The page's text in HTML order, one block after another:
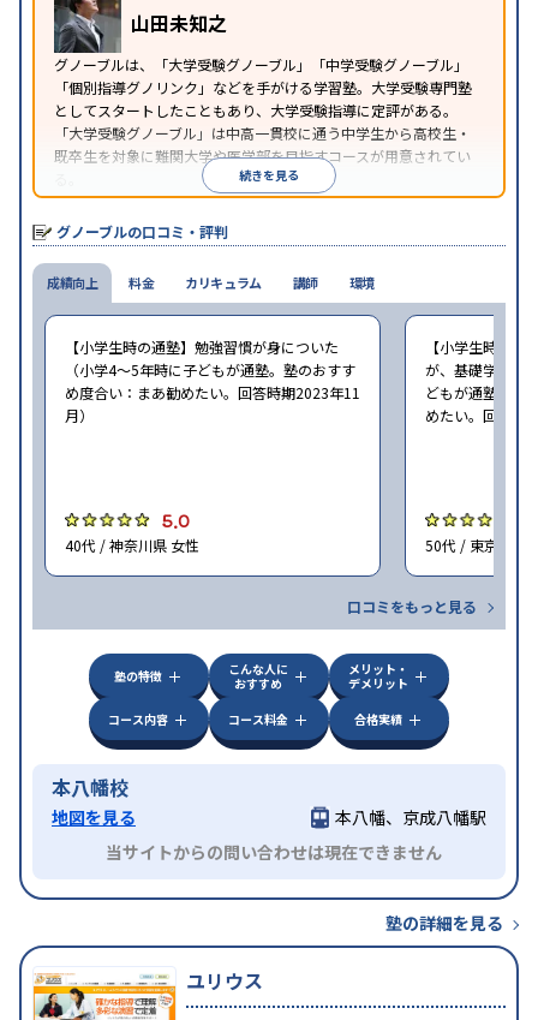
山田未知之
グノーブルは、「大学受験グノーブル」「中学受験グノーブル」
「個別指導グノリンク」などを手がける学習塾。大学受験専門塾
としてスタートしたこともあり、大学受験指導に定評がある。
「大学受験グノーブル」は中高一貫校に通う中学生から高校生・
既卒生を対象に難関大学や医学部を目指すコースが用意されてい
続きを見る
グノーブルの口コミ・評判
成績向上
【小学生時の通塾】勉強習慣が身についた
（小学4〜5年時に子どもが通塾。塾のおすす
め度合い：まあ勧めたい。回答時期2023年11
月）
5.0
40代 / 神奈川県 女性
【小学生時の通
が、基礎学力が
どもが通塾。塾
めたい。回答時
50代 / 東京都 男
口コミをもっと見る
料金 カリキュラム 講師 環境
塾の特徴
こんな人に
おすすめ
メリット・
デメリット
コース内容
コース料金 合格実績
本八幡校
地図を見る
本八幡、京成八幡駅
当サイトからの問い合わせは現在できません
塾の詳細を見る
ユリウス